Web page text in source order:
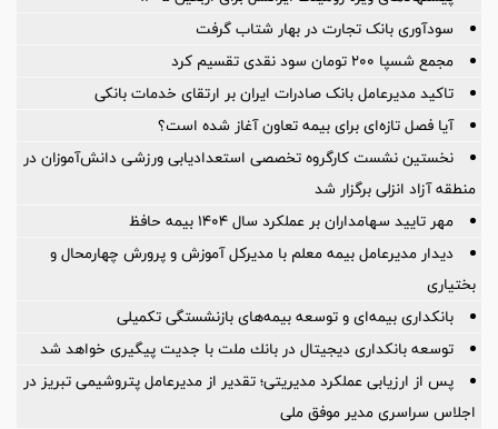
سودآوری بانک تجارت در بهار شتاب گرفت
مجمع شسپا 200 تومان سود نقدی تقسیم کرد
تاکید مدیرعامل بانک صادرات ایران بر ارتقای خدمات بانکی
آیا فصل تازه‌ای برای بیمه تعاون آغاز شده است؟
نخستین نشست كارگروه تخصصی استعدادیابی ورزشی دانش‌آموزان در
منطقه آزاد انزلی برگزار شد
مهر تایید سهامداران بر عملكرد سال ۱۴۰۴ بیمه حافظ
دیدار مدیرعامل بیمه معلم با مدیرکل آموزش و پرورش چهارمحال و
بختیاری
بانکداری بیمه‌ای و توسعه بیمه‌های بازنشستگی تکمیلی
توسعه بانكداری دیجیتال در بانك ملت با جدیت پیگیری خواهد شد
پس از ارزیابی عملکرد مدیریتی؛ تقدیر از مدیرعامل پتروشیمی تبریز در
اجلاس سراسری مدیر موفق ملی